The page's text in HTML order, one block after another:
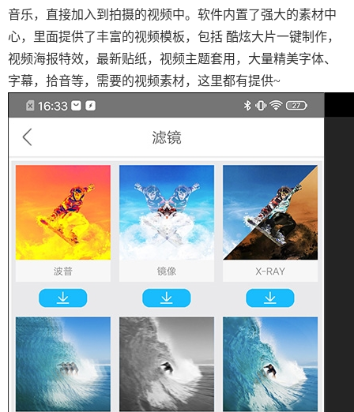
音乐，直接加入到拍摄的视频中。软件内置了强大的素材中
心，里面提供了丰富的视频模板，包括 酷炫大片一键制作，
视频海报特效，最新贴纸，视频主题套用，大量精美字体、
字幕，拾音等，需要的视频素材，这里都有提供~